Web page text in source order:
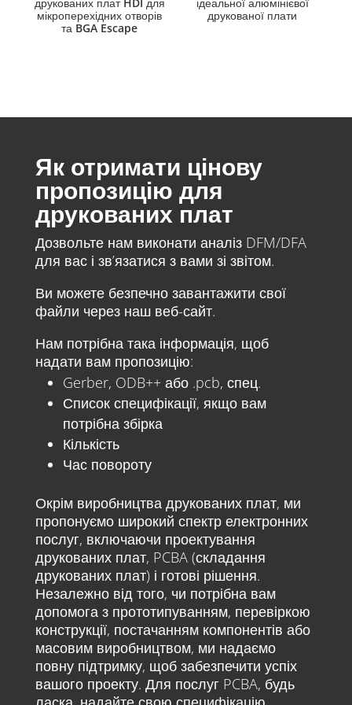
мікроперехідних отворів
та BGA Escape
друкованої плати
Як отримати цінову
пропозицію для
друкованих плат
Дозвольте нам виконати аналіз DFM/DFA
для вас і зв’язатися з вами зі звітом.
Ви можете безпечно завантажити свої
файли через наш веб-сайт.
Нам потрібна така інформація, щоб
надати вам пропозицію:
Gerber, ODB++ або .pcb, спец.
Список специфікації, якщо вам
потрібна збірка
Кількість
Час повороту
Окрім виробництва друкованих плат, ми
пропонуємо широкий спектр електронних
послуг, включаючи проектування
друкованих плат, PCBA (складання
друкованих плат) і готові рішення.
Незалежно від того, чи потрібна вам
допомога з прототипуванням, перевіркою
конструкції, постачанням компонентів або
масовим виробництвом, ми надаємо
повну підтримку, щоб забезпечити успіх
вашого проекту. Для послуг PCBA, будь